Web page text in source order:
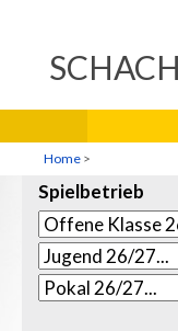
Home >
Spielbetrieb